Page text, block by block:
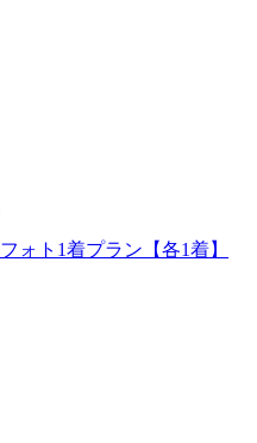
ォト1着プラン【各1着】